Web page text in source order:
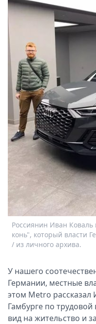
Metro
Стримы
Звезды
Выборы
2026
Скачай
Metro
Россиянин Иван
конь", который власти
/ из личного архива.
У нашего
Германии, местные
этом Metro
Гамбурге по
вид на жительство и